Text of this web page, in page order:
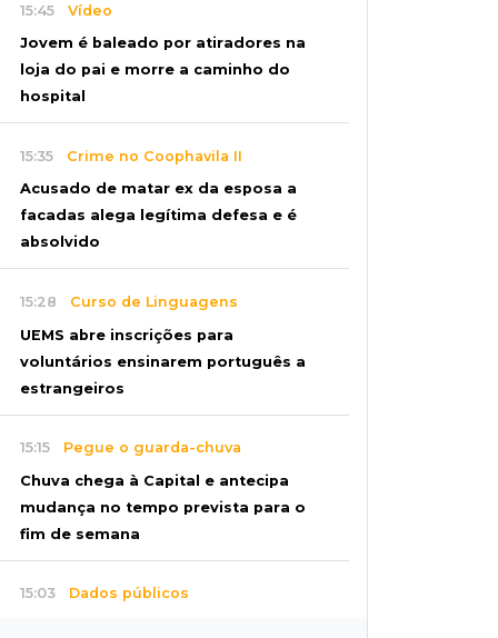
15:45 Vídeo
Jovem é baleado por atiradores na
loja do pai e morre a caminho do
hospital
15:35 Crime no Coophavila II
Acusado de matar ex da esposa a
facadas alega legítima defesa e é
absolvido
15:28 Curso de Linguagens
UEMS abre inscrições para
voluntários ensinarem português a
estrangeiros
15:15 Pegue o guarda-chuva
Chuva chega à Capital e antecipa
mudança no tempo prevista para o
fim de semana
15:03 Dados públicos